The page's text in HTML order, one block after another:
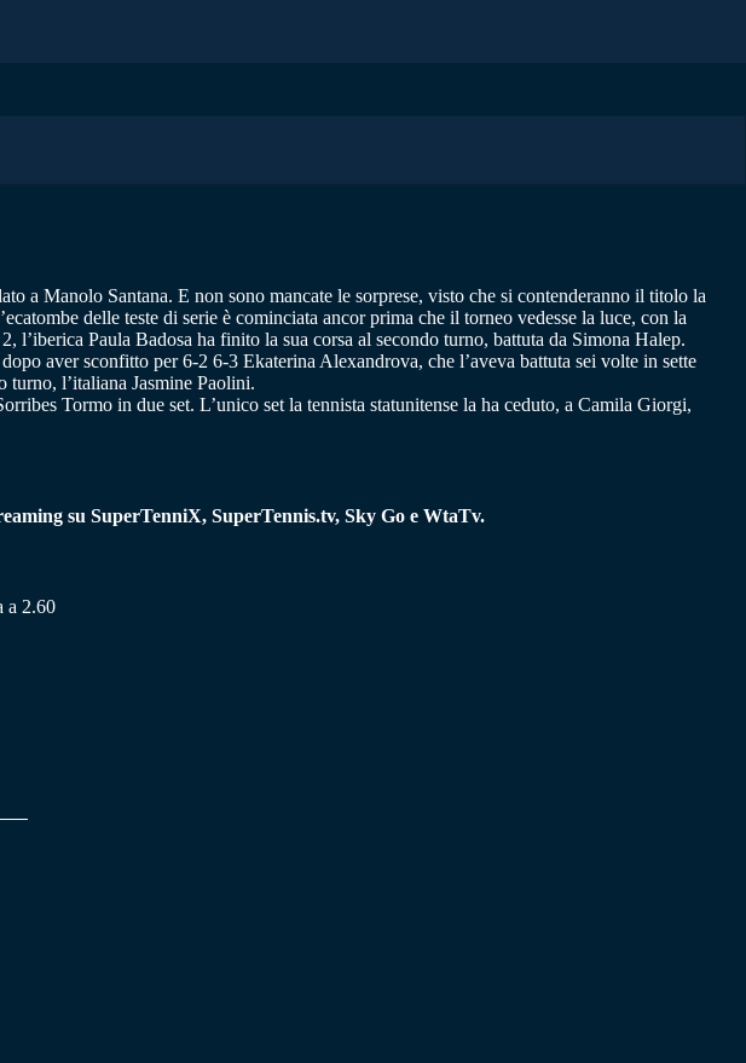
a Manolo Santana. E non sono mancate le sorprese, visto che si contenderanno il titolo la
delle teste di serie è cominciata ancor prima che il torneo vedesse la luce, con la
Paula Badosa ha finito la sua corsa al secondo turno, battuta da Simona Halep.
aver sconfitto per 6-2 6-3 Ekaterina Alexandrova, che l’aveva battuta sei volte in sette
l’italiana Jasmine Paolini.
Tormo in due set. L’unico set la tennista statunitense la ha ceduto, a Camila Giorgi,
su SuperTenniX, SuperTennis.tv, Sky Go e WtaTv.
a 2.60